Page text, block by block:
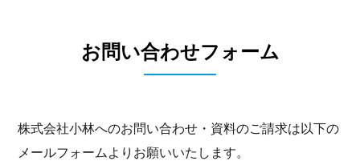
お問い合わせフォーム
株式会社小林へのお問い合わせ・資料のご請求は以下の
メールフォームよりお願いいたします。